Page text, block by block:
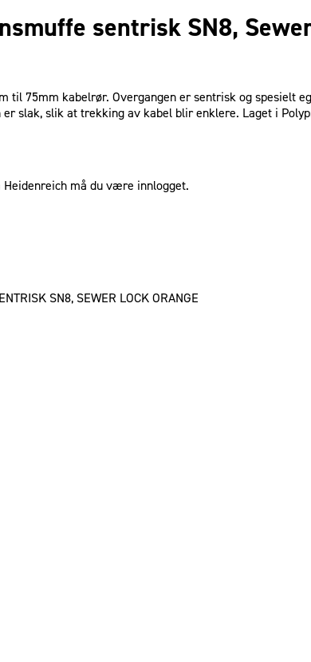
sentrisk SN8,
til 75mm kabelrør. Overgangen er sentrisk og
slak, slik at trekking av kabel blir enklere. Laget i
må du være innlogget.
SN8, SEWER LOCK ORANGE